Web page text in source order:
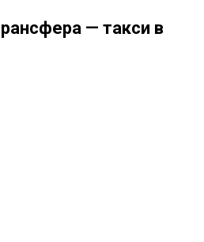
— такси в